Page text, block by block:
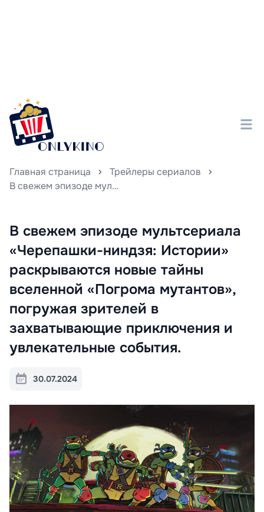
Главная страница
Трейлеры сериалов
В свежем эпизоде мультсериала «Черепашки-ниндзя: Истории» раскрываются новые тайны вселенной «Погрома мутантов», погружая зрителей в захватывающие приключения и увлекательные события.
В свежем эпизоде мультсериала
«Черепашки-ниндзя: Истории»
раскрываются новые тайны
вселенной «Погрома мутантов»,
погружая зрителей в
захватывающие приключения и
увлекательные события.
30.07.2024